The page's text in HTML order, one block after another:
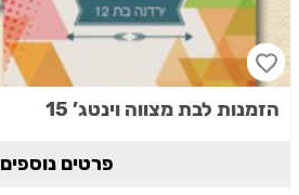
הזמנות לבת מצווה וינטג’ 15
פרטים נוספים